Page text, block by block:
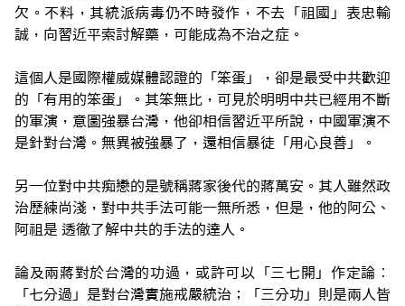
欠。不料，其統派病毒仍不時發作，不去「祖國」表忠輸
誠，向習近平索討解藥，可能成為不治之症。
這個人是國際權威媒體認證的「笨蛋」，卻是最受中共歡迎
的「有用的笨蛋」。其笨無比，可見於明明中共已經用不斷
的軍演，意圖強暴台灣，他卻相信習近平所說，中國軍演不
是針對台灣。無異被強暴了，還相信暴徒「用心良善」。
另一位對中共痴戀的是號稱蔣家後代的蔣萬安。其人雖然政
治歷練尚淺，對中共手法可能一無所悉，但是，他的阿公、
阿祖是 透徹了解中共的手法的達人。
論及兩蔣對於台灣的功過，或許可以「三七開」作定論︰
「七分過」是對台灣實施戒嚴統治；「三分功」則是兩人皆